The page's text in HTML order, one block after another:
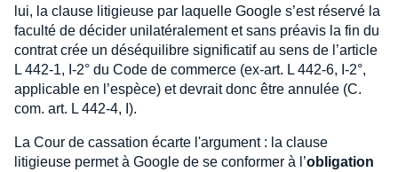
lui, la clause litigieuse par laquelle Google s’est réservé la
faculté de décider unilatéralement et sans préavis la fin du
contrat crée un déséquilibre significatif au sens de l’article
L 442-1, I-2° du Code de commerce (ex-art. L 442-6, I-2°,
applicable en l’espèce) et devrait donc être annulée (C.
com. art. L 442-4, I).
La Cour de cassation écarte l'argument : la clause
litigieuse permet à Google de se conformer à l’obligation